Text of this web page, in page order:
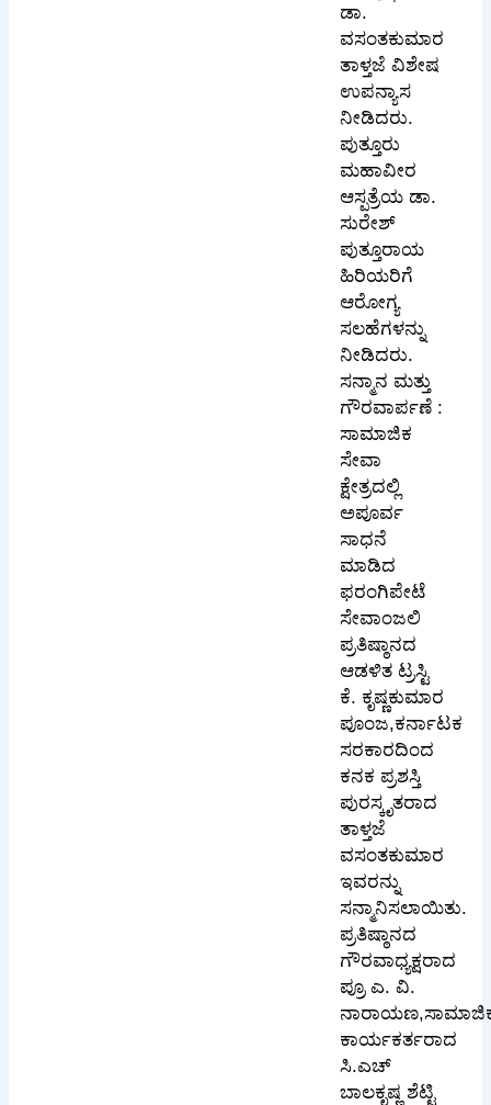
ಡಾ.
ವಸಂತಕುಮಾರ
ತಾಳ್ತಜೆ ವಿಶೇಷ
ಉಪನ್ಯಾಸ
ನೀಡಿದರು.
ಪುತ್ತೂರು
ಮಹಾವೀರ
ಆಸ್ಪತ್ರೆಯ ಡಾ.
ಸುರೇಶ್
ಪುತ್ತೂರಾಯ
ಹಿರಿಯರಿಗೆ
ಆರೋಗ್ಯ
ಸಲಹೆಗಳನ್ನು
ನೀಡಿದರು.
ಸನ್ಮಾನ ಮತ್ತು
ಗೌರವಾರ್ಪಣೆ :
ಸಾಮಾಜಿಕ
ಸೇವಾ
ಕ್ಷೇತ್ರದಲ್ಲಿ
ಅಪೂರ್ವ
ಸಾಧನೆ
ಮಾಡಿದ
ಫರಂಗಿಪೇಟೆ
ಸೇವಾಂಜಲಿ
ಪ್ರತಿಷ್ಠಾನದ
ಆಡಳಿತ ಟ್ರಸ್ಟಿ
ಕೆ. ಕೃಷ್ಣಕುಮಾರ
ಪೂಂಜ,ಕರ್ನಾಟಕ
ಸರಕಾರದಿಂದ
ಕನಕ ಪ್ರಶಸ್ತಿ
ಪುರಸ್ಕೃತರಾದ
ತಾಳ್ತಜೆ
ವಸಂತಕುಮಾರ
ಇವರನ್ನು
ಸನ್ಮಾನಿಸಲಾಯಿತು.
ಪ್ರತಿಷ್ಠಾನದ
ಗೌರವಾಧ್ಯಕ್ಷರಾದ
ಪ್ರೂ ಎ. ವಿ.
ಕಾರ್ಯಕರ್ತರಾದ
ಸಿ.ಎಚ್
ಬಾಲಕೃಷ್ಣ ಶೆಟ್ಟಿ